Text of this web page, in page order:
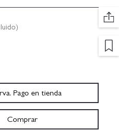
Pago en tienda
Comprar